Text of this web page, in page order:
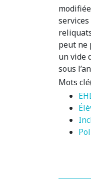
peut ne
un vide
sous
Mots